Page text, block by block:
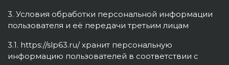
3. Условия обработки персональной информации
пользователя и её передачи третьим лицам
3.1. https://slp63.ru/ хранит персональную
информацию пользователей в соответствии с